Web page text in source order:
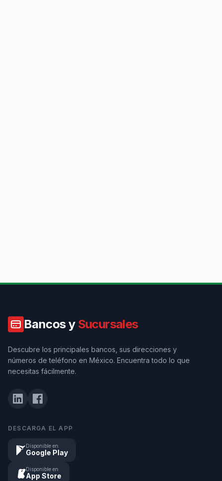
Bancos y Sucursales
Descubre los principales bancos, sus direcciones y
números de teléfono en México. Encuentra todo lo que
necesitas fácilmente.
DESCARGA EL APP
Disponible en
Google Play
Disponible en
App Store